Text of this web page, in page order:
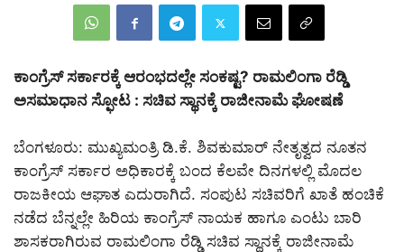
ಕಾಂಗ್ರೆಸ್ ಸರ್ಕಾರಕ್ಕೆ ಆರಂಭದಲ್ಲೇ ಸಂಕಷ್ಟ? ರಾಮಲಿಂಗಾ ರೆಡ್ಡಿ
ಅಸಮಾಧಾನ ಸ್ಫೋಟ : ಸಚಿವ ಸ್ಥಾನಕ್ಕೆ ರಾಜೀನಾಮೆ ಘೋಷಣೆ
ಬೆಂಗಳೂರು: ಮುಖ್ಯಮಂತ್ರಿ ಡಿ.ಕೆ. ಶಿವಕುಮಾರ್ ನೇತೃತ್ವದ ನೂತನ
ಕಾಂಗ್ರೆಸ್ ಸರ್ಕಾರ ಅಧಿಕಾರಕ್ಕೆ ಬಂದ ಕೆಲವೇ ದಿನಗಳಲ್ಲಿ ಮೊದಲ
ರಾಜಕೀಯ ಆಘಾತ ಎದುರಾಗಿದೆ. ಸಂಪುಟ ಸಚಿವರಿಗೆ ಖಾತೆ ಹಂಚಿಕೆ
ನಡೆದ ಬೆನ್ನಲ್ಲೇ ಹಿರಿಯ ಕಾಂಗ್ರೆಸ್ ನಾಯಕ ಹಾಗೂ ಎಂಟು ಬಾರಿ
ಶಾಸಕರಾಗಿರುವ ರಾಮಲಿಂಗಾ ರೆಡ್ಡಿ ಸಚಿವ ಸ್ಥಾನಕ್ಕೆ ರಾಜೀನಾಮೆ